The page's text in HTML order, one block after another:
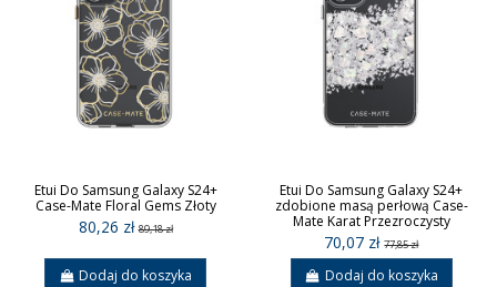
Etui Do Samsung Galaxy S24+
Case-Mate Floral Gems Złoty
80,26 zł89,18 zł
Dodaj do koszyka
Etui Do Samsung Galaxy S24+
zdobione masą perłową Case-
Mate Karat Przezroczysty
70,07 zł77,85 zł
Dodaj do koszyka